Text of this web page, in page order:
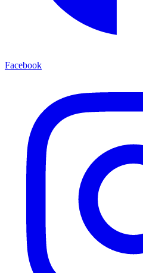
Facebook